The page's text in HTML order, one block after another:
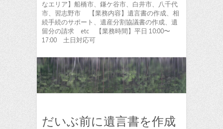
なエリア】船橋市、鎌ケ谷市、白井市、八千代
市、習志野市 【業務内容】遺言書の作成、相
続手続のサポート、遺産分割協議書の作成、遺
留分の請求 etc 【業務時間】平日 10:00〜
17:00 土日対応可
だいぶ前に遺言書を作成